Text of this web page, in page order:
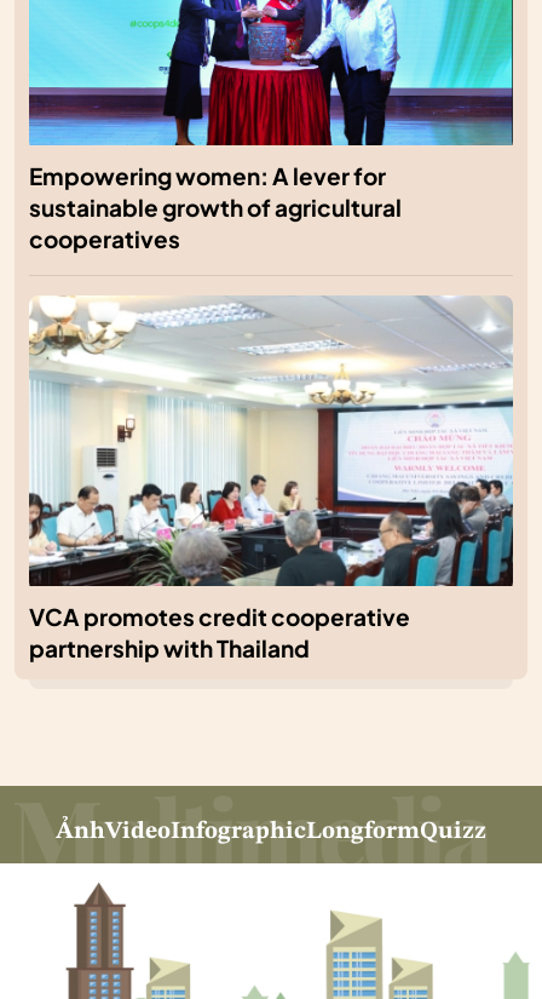
Empowering women: A lever for
sustainable growth of agricultural
cooperatives
VCA promotes credit cooperative
partnership with Thailand
ẢnhVideoInfographicLongformQuizz